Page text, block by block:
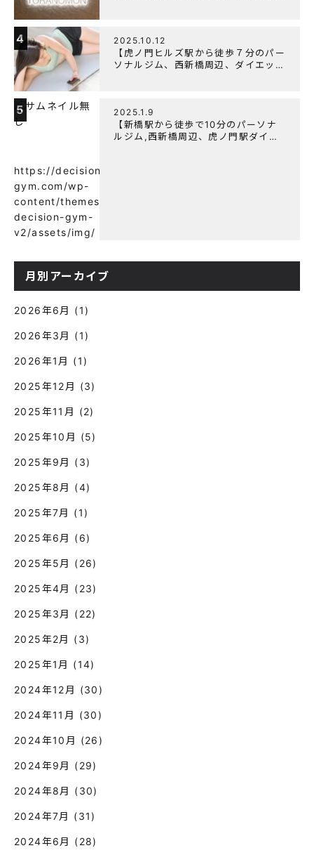
4 2025.10.12
【虎ノ門ヒルズ駅から徒歩７分のパー
ソナルジム、西新橋周辺、ダイエット
5
https://decision-
gym.com/wp-
content/themes/wp-
decision-gym-
v2/assets/img/
2025.1.9
【新橋駅から徒歩で10分のパーソナ
ルジム,西新橋周辺、虎ノ門駅ダイエ
月別アーカイブ
2026年6月 (1)
2026年3月 (1)
2026年1月 (1)
2025年12月 (3)
2025年11月 (2)
2025年10月 (5)
2025年9月 (3)
2025年8月 (4)
2025年7月 (1)
2025年6月 (6)
2025年5月 (26)
2025年4月 (23)
2025年3月 (22)
2025年2月 (3)
2025年1月 (14)
2024年12月 (30)
2024年11月 (30)
2024年10月 (26)
2024年9月 (29)
2024年8月 (30)
2024年7月 (31)
2024年6月 (28)